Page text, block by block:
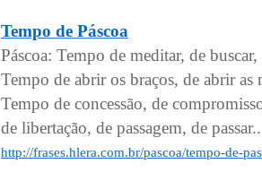
Tempo de Páscoa
Páscoa: Tempo de meditar, de
Tempo de abrir os braços, de abrir as
Tempo de concessão, de
de libertação, de passagem, de
http://frases.hlera.com.br/pascoa/tempo-de-